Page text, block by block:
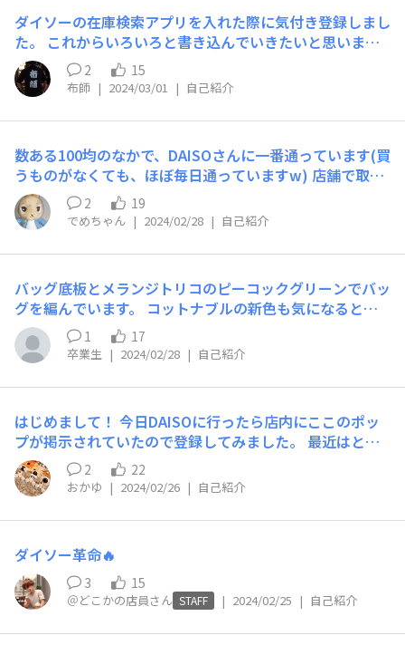
ダイソーの在庫検索アプリを入れた際に気付き登録しまし
た。 これからいろいろと書き込んでいきたいと思います
ので、よろしくお願いします。
2 15
布師 | 2024/03/01 | 自己紹介
数ある100均のなかで、DAISOさんに一番通っています(買
うものがなくても、ほぼ毎日通っていますw) 店舗で取り
揃えている商品が違いすぎて、遠くの○○店に行けばある
のに、近所の△△店には無いなど困っていたところに、こ
のアプリを発見しました。 これから店舗在庫確認して買
い物に行けるので楽しみです！
2 19
でめちゃん | 2024/02/28 | 自己紹介
バッグ底板とメランジトリコのピーコックグリーンでバッ
グを編んでいます。 コットナブルの新色も気になるとこ
ろですが、まだ寒くてメランジトリコがちょうどいい感じ
です。 よろしくお願いします。
1 17
卒業生 | 2024/02/28 | 自己紹介
はじめまして！ 今日DAISOに行ったら店内にここのポッ
プが掲示されていたので登録してみました。 最近はとに
かく「早くスタンダードプロダクツのアロマディフューザ
ーのリフィルが全種類発売されないかな…」ということば
かり考えています。 特にダークムスク！ すごく良い香り
なので、同じボトルで長く使いたい…。 DAISOは本当に
考にさせてもらいたいと思います😊
2 22
おかゆ | 2024/02/26 | 自己紹介
ダイソー革命🔥
3 15
＠どこかの店員さん STAFF | 2024/02/25 | 自己紹介